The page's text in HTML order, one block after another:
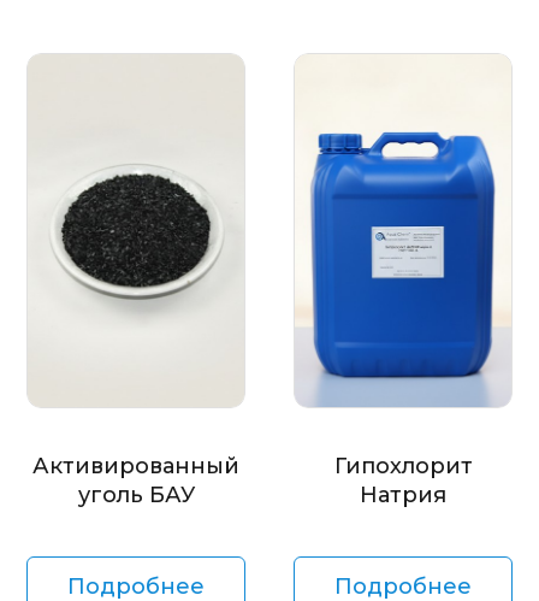
Активированный
уголь БАУ
Подробнее
Гипохлорит
Натрия
Подробнее